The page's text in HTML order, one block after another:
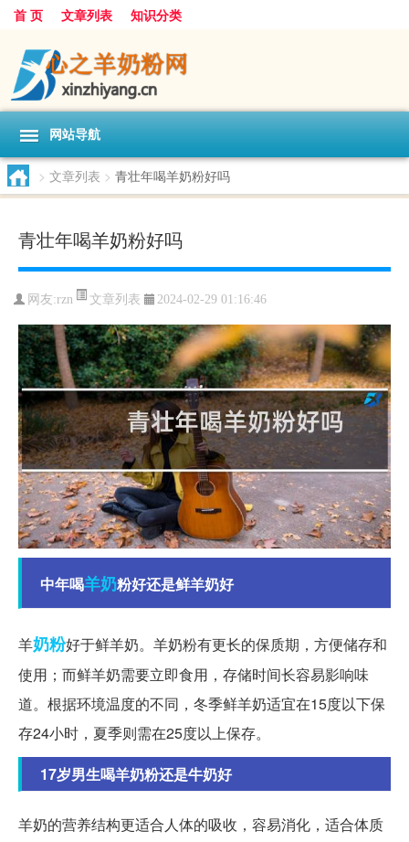
首 页 文章列表 知识分类
网站导航
> 文章列表 > 青壮年喝羊奶粉好吗
青壮年喝羊奶粉好吗
网友:rzn 文章列表 2024-02-29 01:16:46
中年喝羊奶粉好还是鲜羊奶好
羊奶粉好于鲜羊奶。羊奶粉有更长的保质期，方便储存和
使用；而鲜羊奶需要立即食用，存储时间长容易影响味
道。根据环境温度的不同，冬季鲜羊奶适宜在15度以下保
存24小时，夏季则需在25度以上保存。
17岁男生喝羊奶粉还是牛奶好
羊奶的营养结构更适合人体的吸收，容易消化，适合体质